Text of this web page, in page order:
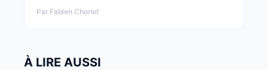
Par Fabien Chorlet
À LIRE AUSSI